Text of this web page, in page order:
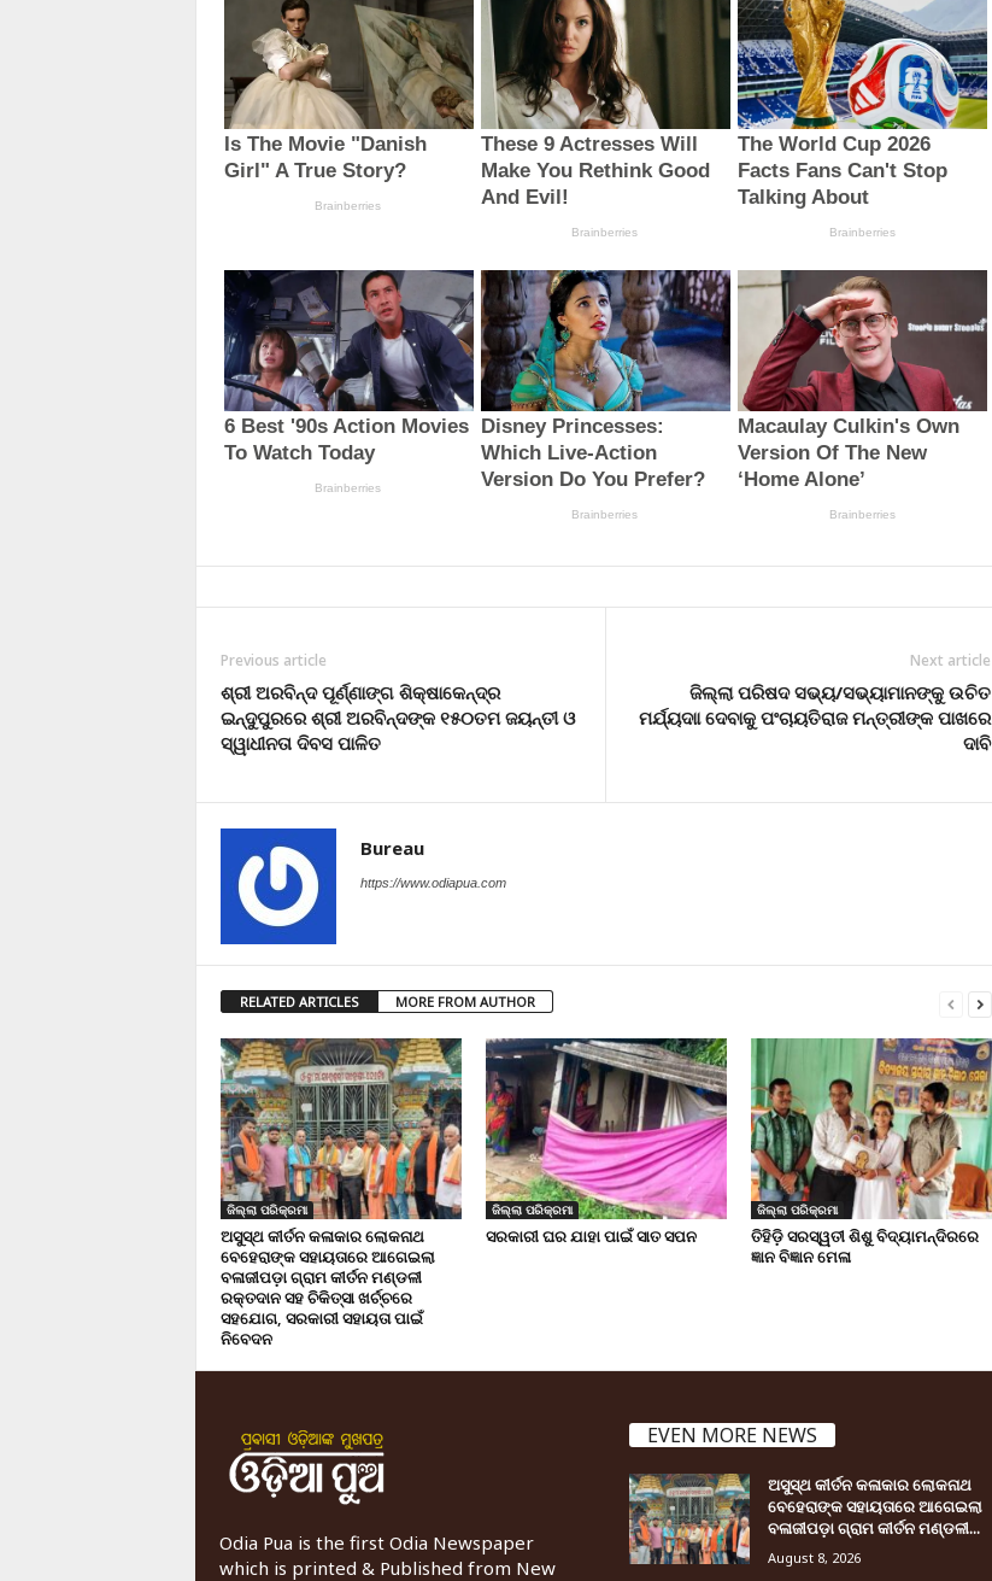
Previous article
ଶ୍ରୀ ଅରବିନ୍ଦ ପୂର୍ଣ୍ଣାଙ୍ଗ ଶିକ୍ଷାକେନ୍ଦ୍ର
ଇନ୍ଦୁପୁରରେ ଶ୍ରୀ ଅରବିନ୍ଦଙ୍କ ୧୫୦ତମ ଜୟନ୍ତୀ ଓ
ସ୍ୱାଧୀନତା ଦିବସ ପାଳିତ
Next article
ଜିଲ୍ଲା ପରିଷଦ ସଭ୍ୟ/ସଭ୍ୟାମାନଙ୍କୁ ଉଚିତ
ମର୍ଯ୍ୟଦାା ଦେବାକୁ ପଂଚାୟତିରାଜ ମନ୍ତ୍ରୀଙ୍କ ପାଖରେ
ଦାବି
Bureau
https://www.odiapua.com
RELATED ARTICLES MORE FROM AUTHOR
ଜିଲ୍ଲା ପରିକ୍ରମା
ଅସୁସ୍ଥ କୀର୍ତନ କଳାକାର ଲୋକନାଥ
ବେହେରାଙ୍କ ସହାୟତାରେ ଆଗେଇଲା
ବଳାଜୀପଡ଼ା ଗ୍ରାମ କୀର୍ତନ ମଣ୍ଡଳୀ
ରକ୍ତଦାନ ସହ ଚିକିତ୍ସା ଖର୍ଚ୍ଚରେ
ସହଯୋଗ, ସରକାରୀ ସହାୟତା ପାଇଁ
ନିବେଦନ
ଜିଲ୍ଲା ପରିକ୍ରମା
ସରକାରୀ ଘର ଯାହା ପାଇଁ ସାତ ସପନ
ଜିଲ୍ଲା ପରିକ୍ରମା
ତିହିଡି଼ ସରସ୍ୱତୀ ଶିଶୁ ବିଦ୍ୟାମନ୍ଦିରରେ
ଜ୍ଞାନ ବିଜ୍ଞାନ ମେଳା
Odia Pua is the first Odia Newspaper
which is printed & Published from New
EVEN MORE NEWS
ଅସୁସ୍ଥ କୀର୍ତନ କଳାକାର ଲୋକନାଥ
ବେହେରାଙ୍କ ସହାୟତାରେ ଆଗେଇଲା
ବଳାଜୀପଡ଼ା ଗ୍ରାମ କୀର୍ତନ ମଣ୍ଡଳୀ...
August 8, 2026